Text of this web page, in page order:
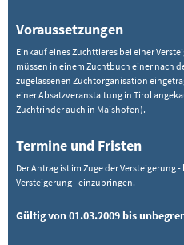
Voraussetzungen
Einkauf eines Zuchttieres bei einer
müssen in einem Zuchtbuch einer nach
zugelassenen Zuchtorganisation
einer Absatzveranstaltung in Tirol
Zuchtrinder auch in Maishofen).
Termine und Fristen
Der Antrag ist im Zuge der Versteigerung
Versteigerung - einzubringen.
Gültig von 01.03.2009 bis